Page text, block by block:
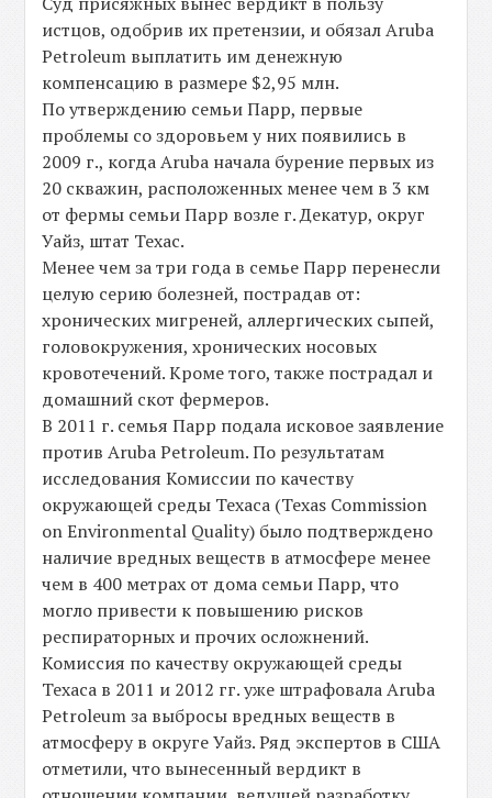
истцов, одобрив их претензии, и обязал Aruba
Petroleum выплатить им денежную
компенсацию в размере $2,95 млн.
По утверждению семьи Парр, первые
проблемы со здоровьем у них появились в
2009 г., когда Aruba начала бурение первых из
20 скважин, расположенных менее чем в 3 км
от фермы семьи Парр возле г. Декатур, округ
Уайз, штат Техас.
Менее чем за три года в семье Парр перенесли
целую серию болезней, пострадав от:
хронических мигреней, аллергических сыпей,
головокружения, хронических носовых
кровотечений. Кроме того, также пострадал и
домашний скот фермеров.
В 2011 г. семья Парр подала исковое заявление
против Aruba Petroleum. По результатам
исследования Комиссии по качеству
окружающей среды Техаса (Texas Commission
on Environmental Quality) было подтверждено
наличие вредных веществ в атмосфере менее
чем в 400 метрах от дома семьи Парр, что
могло привести к повышению рисков
респираторных и прочих осложнений.
Комиссия по качеству окружающей среды
Техаса в 2011 и 2012 гг. уже штрафовала Aruba
Petroleum за выбросы вредных веществ в
атмосферу в округе Уайз. Ряд экспертов в США
отметили, что вынесенный вердикт в